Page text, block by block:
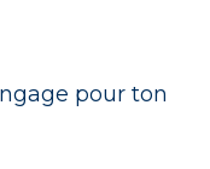
pour ton